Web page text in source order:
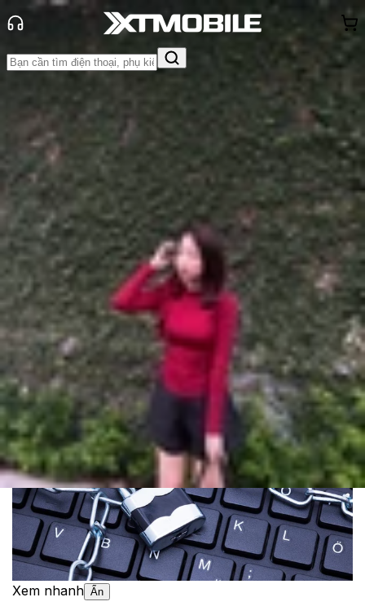
Tin tức
Thủ thuật
Tin Mới
Đánh Giá - Trên Tay So Sánh Tư vấn
Khuyến
mãiThủ thuật Hỏi đáp App - Game Thông báo
Khách
hàng - Sự kiện
Bật mí cách khóa bàn phím laptop
đúng cách khi cần thiết
Anh Thư
Ngày đăng:
06/09/2024
Cập nhật: 06/09/2024
Theo dõi XTMobile trên
Xem nhanh Ẩn